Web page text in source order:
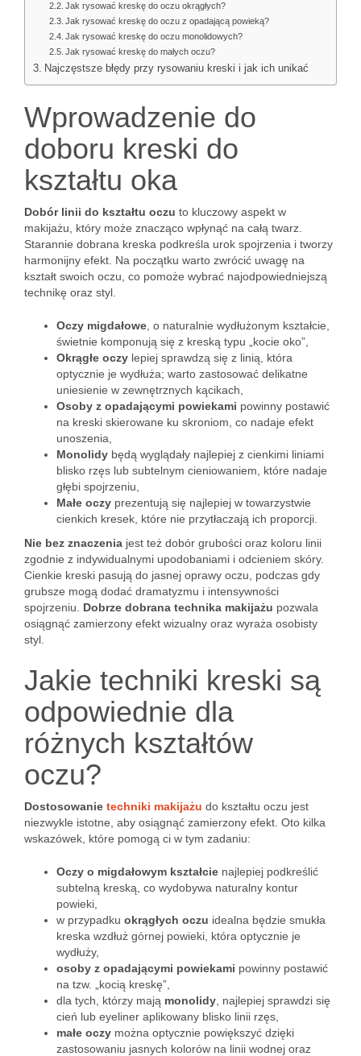
Jak rysować kreskę do oczu okrągłych?
Jak rysować kreskę do oczu z opadającą powieką?
Jak rysować kreskę do oczu monolidowych?
Jak rysować kreskę do małych oczu?
Najczęstsze błędy przy rysowaniu kreski i jak ich unikać
Wprowadzenie do
doboru kreski do
kształtu oka
Dobór linii do kształtu oczu to kluczowy aspekt w
makijażu, który może znacząco wpłynąć na całą twarz.
Starannie dobrana kreska podkreśla urok spojrzenia i tworzy
harmonijny efekt. Na początku warto zwrócić uwagę na
kształt swoich oczu, co pomoże wybrać najodpowiedniejszą
technikę oraz styl.
Oczy migdałowe , o naturalnie wydłużonym kształcie,
świetnie komponują się z kreską typu „kocie oko”,
Okrągłe oczy lepiej sprawdzą się z linią, która
optycznie je wydłuża; warto zastosować delikatne
uniesienie w zewnętrznych kącikach,
Osoby z opadającymi powiekami powinny postawić
na kreski skierowane ku skroniom, co nadaje efekt
unoszenia,
Monolidy będą wyglądały najlepiej z cienkimi liniami
blisko rzęs lub subtelnym cieniowaniem, które nadaje
głębi spojrzeniu,
Małe oczy prezentują się najlepiej w towarzystwie
cienkich kresek, które nie przytłaczają ich proporcji.
Nie bez znaczenia jest też dobór grubości oraz koloru linii
zgodnie z indywidualnymi upodobaniami i odcieniem skóry.
Cienkie kreski pasują do jasnej oprawy oczu, podczas gdy
grubsze mogą dodać dramatyzmu i intensywności
spojrzeniu. Dobrze dobrana technika makijażu pozwala
osiągnąć zamierzony efekt wizualny oraz wyraża osobisty
styl.
Jakie techniki kreski są
odpowiednie dla
różnych kształtów
oczu?
Dostosowanie techniki makijażu do kształtu oczu jest
niezwykle istotne, aby osiągnąć zamierzony efekt. Oto kilka
wskazówek, które pomogą ci w tym zadaniu:
Oczy o migdałowym kształcie najlepiej podkreślić
subtelną kreską, co wydobywa naturalny kontur
powieki,
w przypadku okrągłych oczu idealna będzie smukła
kreska wzdłuż górnej powieki, która optycznie je
wydłuży,
osoby z opadającymi powiekami powinny postawić
na tzw. „kocią kreskę”,
dla tych, którzy mają monolidy , najlepiej sprawdzi się
cień lub eyeliner aplikowany blisko linii rzęs,
małe oczy można optycznie powiększyć dzięki
zastosowaniu jasnych kolorów na linii wodnej oraz